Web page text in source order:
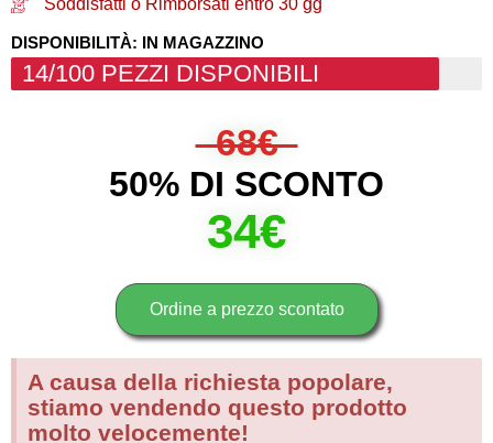
Soddisfatti o Rimborsati entro 30 gg
DISPONIBILITÀ: IN MAGAZZINO
14/100 PEZZI DISPONIBILI
68€
50% DI SCONTO
34€
Ordine a prezzo scontato
A causa della richiesta popolare,
stiamo vendendo questo prodotto
molto velocemente!